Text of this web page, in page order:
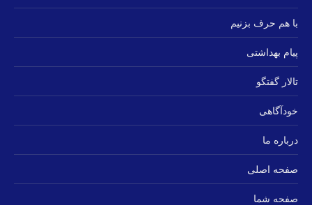
با هم حرف بزنیم
پیام بهداشتی
تالار گفتگو
خودآگاهی
درباره ما
صفحه اصلی
صفحه شما